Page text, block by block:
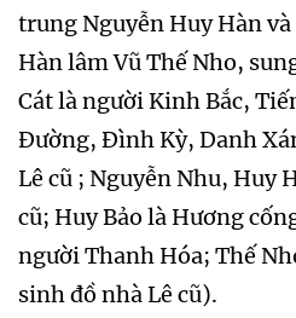
trung Nguyễn Huy Hàn
Hàn lâm Vũ Thế Nho,
Cát là người Kinh Bắc,
Đường, Đình Kỳ, Danh
Lê cũ ; Nguyễn Nhu, Huy
cũ; Huy Bảo là Hương
người Thanh Hóa; Thế
sinh đồ nhà Lê cũ).